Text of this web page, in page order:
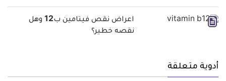
اعراض نقص فيتامين ب12 وهل
نقصه خطير؟
أدوية متعلقة